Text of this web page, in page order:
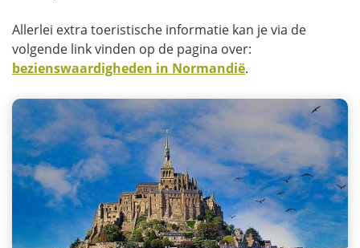
Allerlei extra toeristische informatie kan je via de
volgende link vinden op de pagina over:
bezienswaardigheden in Normandië.